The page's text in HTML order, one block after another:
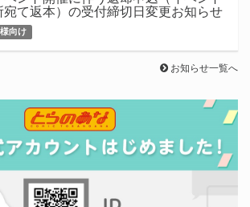
て返本）の受付締切日変更お知らせ
向け
お知らせ一覧へ